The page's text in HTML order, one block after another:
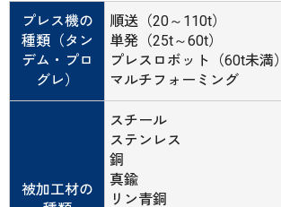
プレス機の
種類（タン
デム・プロ
グレ）
順送（20～110t）
単発（25t～60t）
プレスロボット（60t未満）
マルチフォーミング
被加工材の
スチール
ステンレス
銅
真鍮
リン青銅